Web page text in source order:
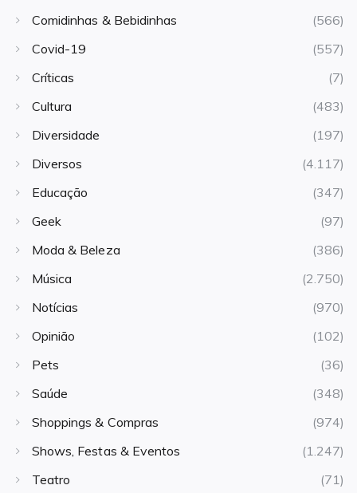
Comidinhas & Bebidinhas
(566)
Covid-19
(557)
Críticas
(7)
Cultura
(483)
Diversidade
(197)
Diversos
(4.117)
Educação
(347)
Geek
(97)
Moda & Beleza
(386)
Música
(2.750)
Notícias
(970)
Opinião
(102)
Pets
(36)
Saúde
(348)
Shoppings & Compras
(974)
Shows, Festas & Eventos
(1.247)
Teatro
(71)